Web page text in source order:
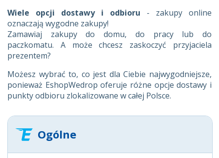
Wiele opcji dostawy i odbioru - zakupy online
oznaczają wygodne zakupy!
Zamawiaj zakupy do domu, do pracy lub do
paczkomatu. A może chcesz zaskoczyć przyjaciela
prezentem?
Możesz wybrać to, co jest dla Ciebie najwygodniejsze,
ponieważ EshopWedrop oferuje różne opcje dostawy i
punkty odbioru zlokalizowane w całej Polsce.
Ogólne